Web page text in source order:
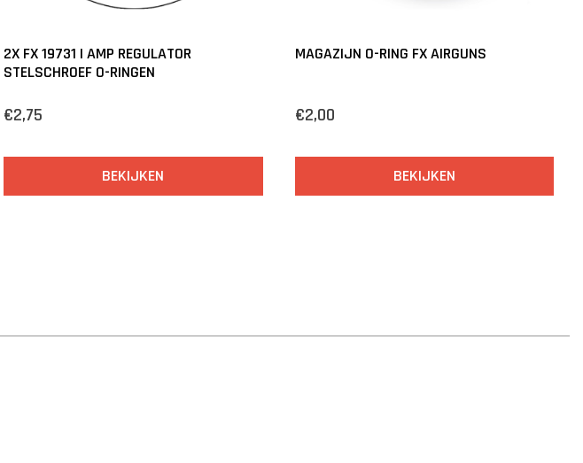
2X FX 19731 | AMP REGULATOR
STELSCHROEF O-RINGEN
€2,75
BEKIJKEN
MAGAZIJN O-RING FX AIRGUNS
€2,00
BEKIJKEN